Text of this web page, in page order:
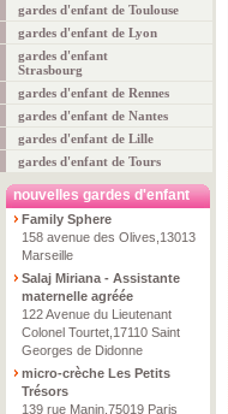
gardes d'enfant de Toulouse
gardes d'enfant de Lyon
gardes d'enfant
Strasbourg
gardes d'enfant de Rennes
gardes d'enfant de Nantes
gardes d'enfant de Lille
gardes d'enfant de Tours
nouvelles gardes d'enfant
Family Sphere
158 avenue des Olives,13013
Marseille
Salaj Miriana - Assistante
maternelle agréée
122 Avenue du Lieutenant
Colonel Tourtet,17110 Saint
Georges de Didonne
micro-crèche Les Petits
Trésors
139 rue Manin,75019 Paris